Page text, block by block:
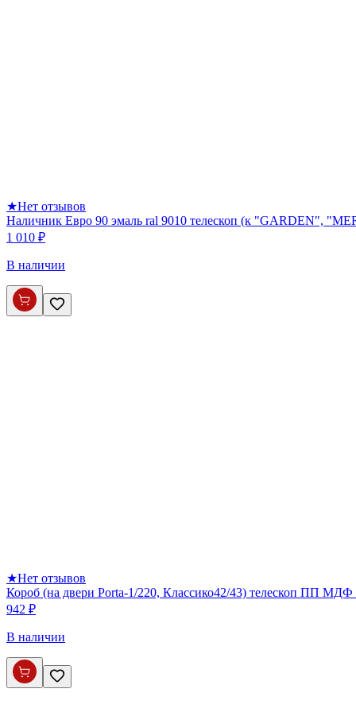
★Нет отзывов
Наличник Евро 90 эмаль ral 9010 телескоп (к "GARDEN",
1 010 ₽
В наличии
★Нет отзывов
Короб (на двери Porta-1/220, Классико42/43) телескоп ПП
942 ₽
В наличии